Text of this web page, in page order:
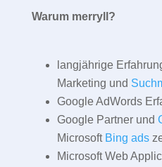
Warum merryll?
langjährige
Marketing und
Google AdWords
Google Partner und
Microsoft Bing ads
Microsoft Web